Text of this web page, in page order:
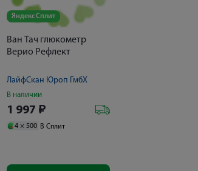
Яндекс Сплит
Ван Тач глюкометр
Верио Рефлект
ЛайфСкан Юроп ГмбХ
В наличии
1 997 ₽
4 × 500 В Сплит